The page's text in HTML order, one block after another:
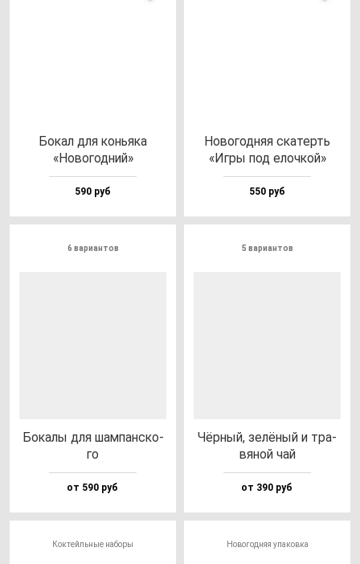
Бокал для конь­яка
«Ново­год­ний»
590 руб
Ново­год­няя ска­терть
«Игры под елоч­кой»
550 руб
6 вариантов
Бока­лы для шам­пан­ско­
го
от 590 руб
5 вариантов
Чёр­ный, зе­лё­ный и тра­
вя­ной чай
от 390 руб
Коктейльные наборы Новогодняя упаковка